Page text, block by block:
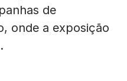
de
onde a exposição